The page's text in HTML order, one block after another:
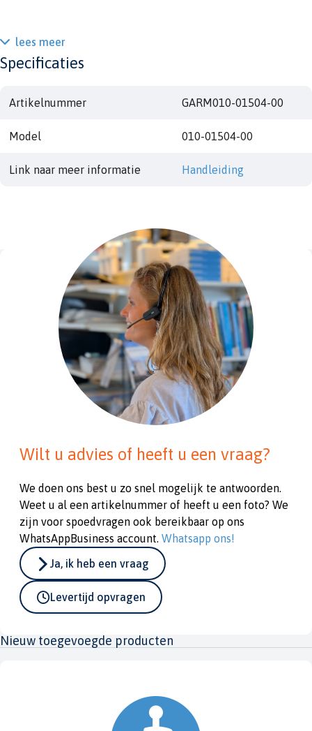
lees meer
Specificaties
Artikelnummer GARM010-01504-00
Model 010-01504-00
Link naar meer informatie Handleiding
Wilt u advies of heeft u een vraag?
We doen ons best u zo snel mogelijk te antwoorden.
Weet u al een artikelnummer of heeft u een foto? We
zijn voor spoedvragen ook bereikbaar op ons
WhatsAppBusiness account. Whatsapp ons!
Ja, ik heb een vraag
Levertijd opvragen
Nieuw toegevoegde producten